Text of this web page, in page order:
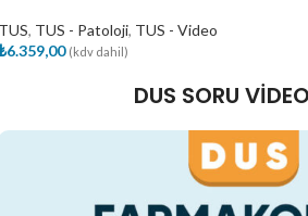
, TUS - Patoloji, TUS - Video
6.359,00 (kdv dahil)
DUS SORU